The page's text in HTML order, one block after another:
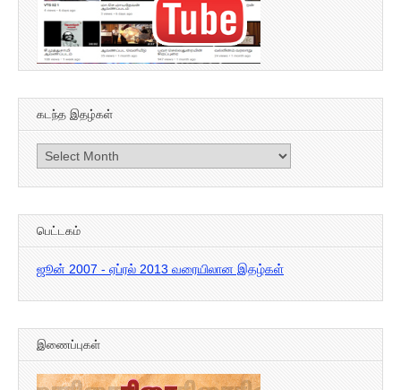
கடந்த இதழ்கள்
கடந்த
இதழ்கள்
பெட்டகம்
ஜூன் 2007 - ஏப்ரல் 2013 வரையிலான இதழ்கள்
இணைப்புகள்